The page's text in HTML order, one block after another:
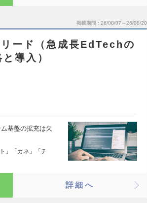
掲載期間 26/08/07～26/08/20
ード（急成長EdTechの
導入）
基盤の拡充は欠
」「カネ」「チ
詳細へ